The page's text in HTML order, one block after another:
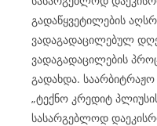
გადაწყვეტილების
ვადაგადაცილებულ
ვადაგადაცილების
გადახდა. საარბიტრაჟო
„ტექნო კრედიტ
სასარგებლოდ